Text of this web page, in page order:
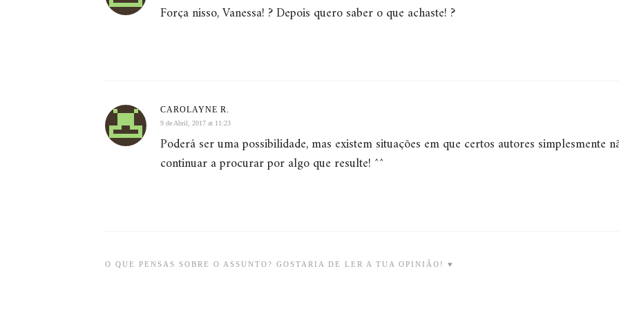
Força nisso, Vanessa! ? Depois quero saber o que achaste! ?
CAROLAYNE R.
9 de Abril, 2017 at 11:23
Poderá ser uma possibilidade, mas existem situações em que certos autores simplesmente
continuar a procurar por algo que resulte! ^^
O QUE PENSAS SOBRE O ASSUNTO? GOSTARIA DE LER A TUA OPINIÃO! ♥